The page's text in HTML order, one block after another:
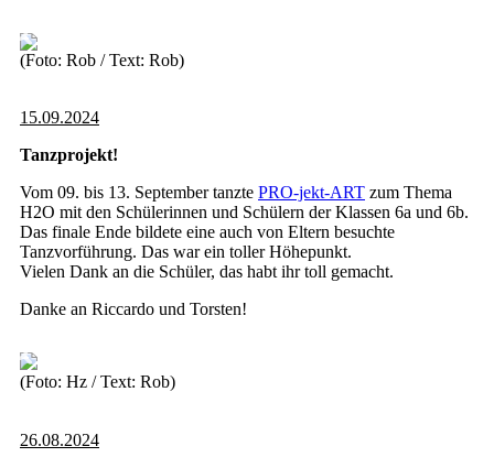
(Foto: Rob / Text: Rob)
15.09.2024
Tanzprojekt!
Vom 09. bis 13. September tanzte PRO-jekt-ART zum Thema
H2O mit den Schülerinnen und Schülern der Klassen 6a und 6b.
Das finale Ende bildete eine auch von Eltern besuchte
Tanzvorführung. Das war ein toller Höhepunkt.
Vielen Dank an die Schüler, das habt ihr toll gemacht.
Danke an Riccardo und Torsten!
(Foto: Hz / Text: Rob)
26.08.2024